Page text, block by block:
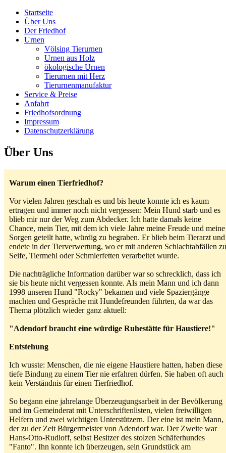
Startseite
Über Uns
Der Friedhof
Urnen
Völsing Tierurnen
Urnen aus Holz
ökologische Urnen
Tierurnen mit Herz
Tierurnenmanufaktur
Service & Preise
Anfahrt
Friedhofsordnung
Impressum
Datenschutzerklärung
Über Uns
Warum einen Tierfriedhof?
Vor vielen Jahren geschah es und bis heute konnte ich es kaum
ertragen und immer noch nicht vergessen: Mein Hund starb und es
blieb mir nur der Weg zum Abdecker. Ich hatte damals keine
Chance, mein Tier, mit dem ich viele Jahre meine Freude und meine
Sorgen geteilt hatte, würdig zu begraben. Er blieb beim Tierarzt und
endete in der Tierverwertung, wo er mit anderen Schlachtabfällen zu
Seife, Tiermehl oder Schmierfetten verarbeitet wurde.
Die nachträgliche Information darüber war so schrecklich, dass ich
sie bis heute nicht vergessen konnte. Als mein Mann und ich dann
1998 unseren Hund "Rocky" bekamen und viele Spaziergänge
machten und Gespräche mit Hundefreunden führten, da war das
Thema plötzlich wieder ganz aktuell:
"Adendorf braucht eine würdige Ruhestätte für Haustiere!"
Entstehung
Ich wusste: Menschen, die nie eigene Haustiere hatten, haben diese
tiefe Bindung zu einem Tier nie erfahren dürfen. Sie haben oft auch
kein Verständnis für einen Tierfriedhof.
So begann eine jahrelange Überzeugungsarbeit in der Bevölkerung
und im Gemeinderat mit Unterschriftenlisten, vielen freiwilligen
Helfern und zwei wichtigen Unterstützern. Der eine ist mein Mann,
der zu der Zeit Bürgermeister von Adendorf war. Der Zweite war
Hans-Otto-Rudloff, selbst Besitzer des stolzen Schäferhundes
"Fanto". Ihn konnte ich überzeugen, sein Grundstück am